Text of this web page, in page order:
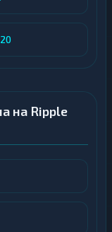
на Ripple